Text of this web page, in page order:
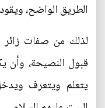
الطريق الواضح،
لذلك من صفات زائر
قبول النصيحة، وأن
يتعلم ويتعرف